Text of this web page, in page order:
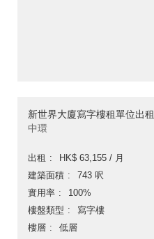
新世界大廈寫字樓租單位出租
中環
出租
HK$ 63,155 / 月
建築面積
743 呎
實用率
100%
樓盤類型
寫字樓
樓層
低層